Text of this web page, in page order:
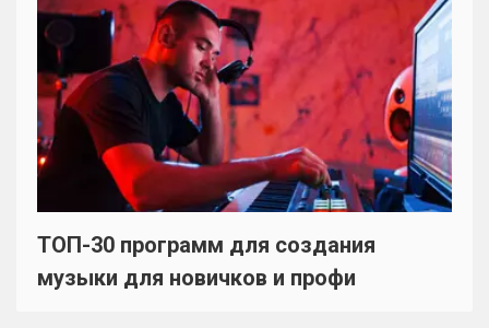
ТОП-30 программ для создания
музыки для новичков и профи